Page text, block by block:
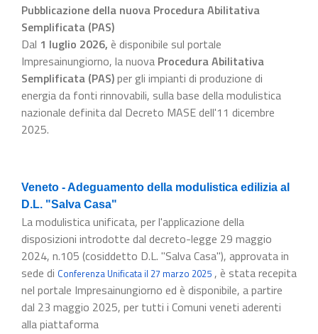
Pubblicazione della nuova Procedura Abilitativa
Semplificata (PAS)
Dal 1 luglio 2026, è disponibile sul portale
Impresainungiorno, la nuova Procedura Abilitativa
Semplificata (PAS)per gli impianti di produzione di
energia da fonti rinnovabili, sulla base della modulistica
nazionale definita dal Decreto MASE dell'11 dicembre
2025.
Veneto - Adeguamento della modulistica edilizia al
D.L. "Salva Casa"
La modulistica unificata, per l'applicazione della
disposizioni introdotte dal decreto-legge 29 maggio
2024, n.105 (cosiddetto D.L. "Salva Casa"), approvata in
sede di Conferenza Unificata il 27 marzo 2025 , è stata recepita
nel portale Impresainungiorno ed è disponibile, a partire
dal 23 maggio 2025, per tutti i Comuni veneti aderenti
alla piattaforma